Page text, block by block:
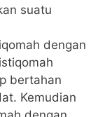
suatu
dengan
bertahan
Kemudian